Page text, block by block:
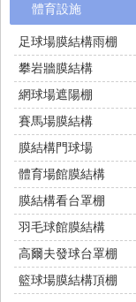
體育設施
足球場膜結構雨棚
攀岩牆膜結構
網球場遮陽棚
賽馬場膜結構
膜結構門球場
體育場館膜結構
膜結構看台罩棚
羽毛球館膜結構
高爾夫發球台罩棚
籃球場膜結構頂棚